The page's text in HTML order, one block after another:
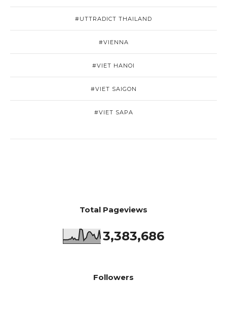
#UTTRADICT THAILAND
#VIENNA
#VIET HANOI
#VIET SAIGON
#VIET SAPA
Total Pageviews
3,383,686
Followers